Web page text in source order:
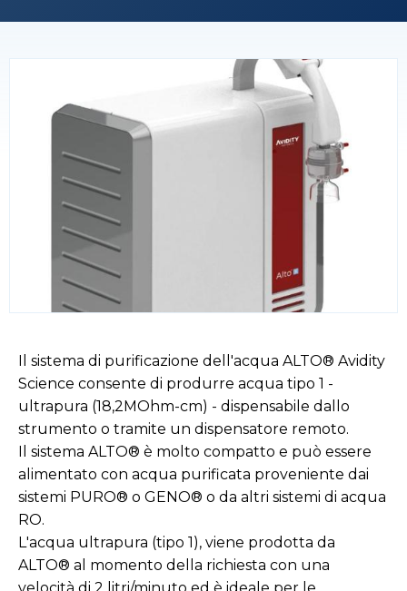
Il sistema di purificazione dell'acqua ALTO® Avidity
Science consente di produrre acqua tipo 1 -
ultrapura (18,2MOhm-cm) - dispensabile dallo
strumento o tramite un dispensatore remoto.
Il sistema ALTO® è molto compatto e può essere
alimentato con acqua purificata proveniente dai
sistemi PURO® o GENO® o da altri sistemi di acqua
RO.
L'acqua ultrapura (tipo 1), viene prodotta da
ALTO® al momento della richiesta con una